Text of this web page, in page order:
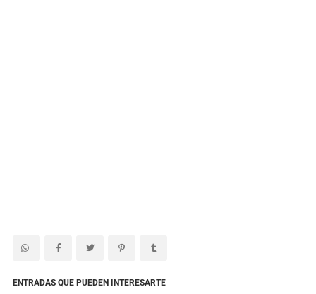
ENTRADAS QUE PUEDEN INTERESARTE